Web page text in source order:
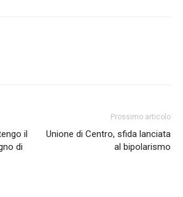
il
di
Prossimo articolo
Unione di Centro, sfida lanciata
al bipolarismo